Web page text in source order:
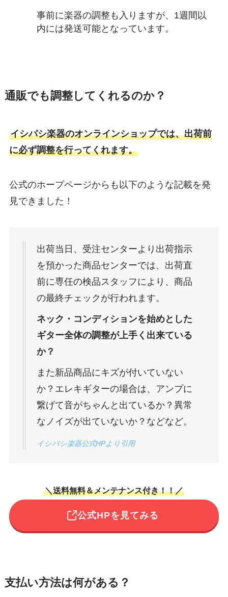
事前に楽器の調整も入りますが、1週間以
内には発送可能となっています。
通販でも調整してくれるのか？
イシバシ楽器のオンラインショップでは、出荷前
に必ず調整を行ってくれます。
公式のホープページからも以下のような記載を発
見できました！
出荷当日、受注センターより出荷指示
を預かった商品センターでは、出荷直
前に専任の検品スタッフにより、商品
の最終チェックが行われます。
ネック・コンディションを始めとした
ギター全体の調整が上手く出来ている
か？
また新品商品にキズが付いていない
か？エレキギターの場合は、アンプに
繋げて音がちゃんと出ているか？異常
なノイズが出ていないか？などなど。
イシバシ楽器公式HPより引用
＼送料無料＆メンテナンス付き！！／
公式HPを見てみる
支払い方法は何がある？